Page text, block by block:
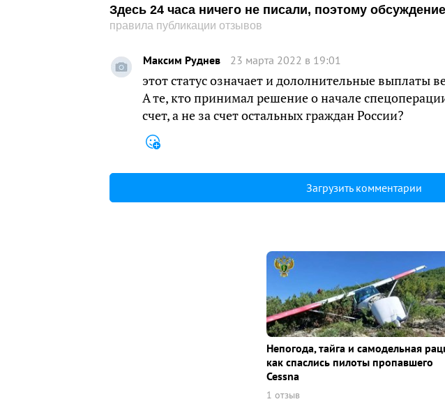
Здесь 24 часа ничего не писали, поэтому
правила публикации отзывов
Максим Руднев 23 марта 2022 в 19:01
этот статус означает и дололнительные выплаты
А те, кто принимал решение о начале
счет, а не за счет остальных граждан России?
Загрузить комментарии
Непогода, тайга и самодельная
как спаслись пилоты пропавшего
Cessna
1 отзыв